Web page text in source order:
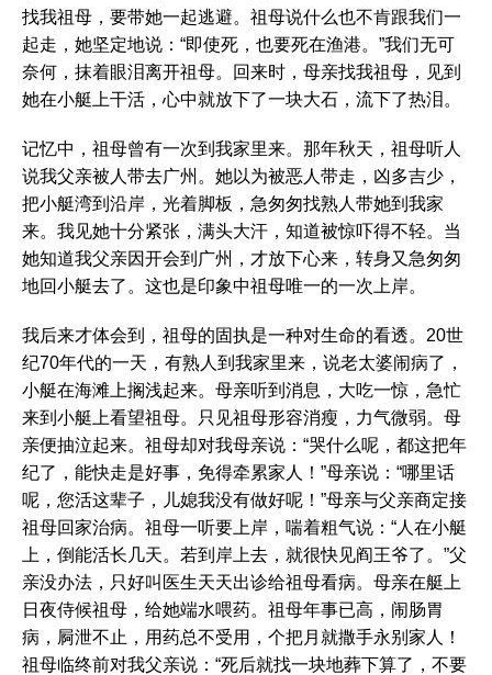
找我祖母，要带她一起逃避。祖母说什么也不肯跟我们一
起走，她坚定地说：“即使死，也要死在渔港。”我们无可
奈何，抹着眼泪离开祖母。回来时，母亲找我祖母，见到
她在小艇上干活，心中就放下了一块大石，流下了热泪。
记忆中，祖母曾有一次到我家里来。那年秋天，祖母听人
说我父亲被人带去广州。她以为被恶人带走，凶多吉少，
把小艇湾到沿岸，光着脚板，急匆匆找熟人带她到我家
来。我见她十分紧张，满头大汗，知道被惊吓得不轻。当
她知道我父亲因开会到广州，才放下心来，转身又急匆匆
地回小艇去了。这也是印象中祖母唯一的一次上岸。
我后来才体会到，祖母的固执是一种对生命的看透。20世
纪70年代的一天，有熟人到我家里来，说老太婆闹病了，
小艇在海滩上搁浅起来。母亲听到消息，大吃一惊，急忙
来到小艇上看望祖母。只见祖母形容消瘦，力气微弱。母
亲便抽泣起来。祖母却对我母亲说：“哭什么呢，都这把年
纪了，能快走是好事，免得牵累家人！”母亲说：“哪里话
呢，您活这辈子，儿媳我没有做好呢！”母亲与父亲商定接
祖母回家治病。祖母一听要上岸，喘着粗气说：“人在小艇
上，倒能活长几天。若到岸上去，就很快见阎王爷了。”父
亲没办法，只好叫医生天天出诊给祖母看病。母亲在艇上
日夜侍候祖母，给她端水喂药。祖母年事已高，闹肠胃
病，屙泄不止，用药总不受用，个把月就撒手永别家人！
祖母临终前对我父亲说：“死后就找一块地葬下算了，不要